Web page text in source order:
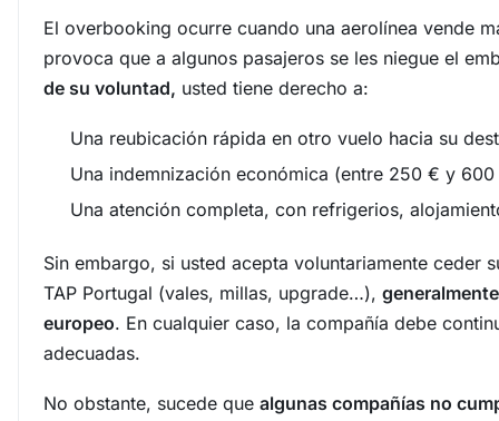
El overbooking ocurre cuando una aerolínea vende
provoca que a algunos pasajeros se les niegue el
de su voluntad, usted tiene derecho a:
Una reubicación rápida en otro vuelo hacia su
Una indemnización económica (entre 250 € y
Una atención completa, con refrigerios,
Sin embargo, si usted acepta voluntariamente ceder
TAP Portugal (vales, millas, upgrade…),
europeo. En cualquier caso, la compañía debe
adecuadas.
No obstante, sucede que algunas compañías no